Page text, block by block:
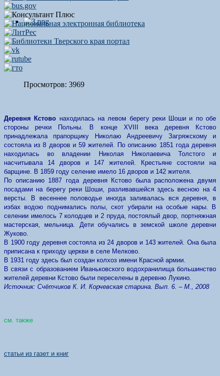
Просмотров: 3969
Деревня Кстово находилась на левом берегу реки Шоши и по обе
стороны речки Польны. В конце XVIII века деревня Кстово
принадлежала прапорщику Николаю Андреевичу Загряжскому и
состояла из 8 дворов и 59 жителей. По описанию 1851 года деревня
находилась во владении Николая Николаевича Толстого и
насчитывала 14 дворов и 147 жителей. Крестьяне состояли на
барщине. В 1859 году селение имело 16 дворов и 142 жителя.
По описанию 1887 года деревня Кстово была расположена двумя
посадами на берегу реки Шоши, разливавшейся здесь весною на 4
версты. В весеннее половодье иногда заливалась вся деревня, в
избах водою поднимались полы, скот убирали на особые нары. В
селении имелось 7 колодцев и 2 пруда, постоялый двор, портняжная
мастерская, мельница. Дети обучались в земской школе деревни
Жуково.
В 1900 году деревня состояла из 24 дворов и 143 жителей. Она была
приписана к приходу церкви в селе Мелково.
В 1931 году здесь был создан колхоз имени Красной армии.
В связи с образованием Иваньковского водохранилища большинство
жителей деревни Кстово были переселены в деревню Лукино.
Источник: Счётчиков К. И. Корчевская старина. Вып. 6. – М., 2008
см. также
статьи из газет и книг